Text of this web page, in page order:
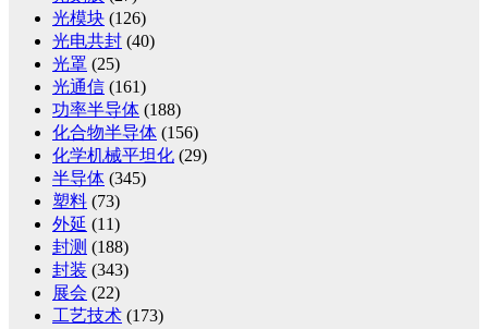
光模块 (126)
光电共封 (40)
光罩 (25)
光通信 (161)
功率半导体 (188)
化合物半导体 (156)
化学机械平坦化 (29)
半导体 (345)
塑料 (73)
外延 (11)
封测 (188)
封装 (343)
展会 (22)
工艺技术 (173)